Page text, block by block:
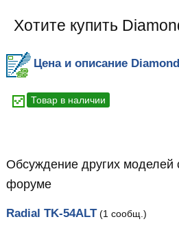
Хотите купить
Цена и описание
Товар в наличии
Обсуждение других моделей
форуме
Radial TK-54ALT(1 сообщ.)